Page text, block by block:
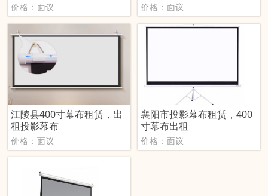
价格：面议 价格：面议
江陵县400寸幕布租赁，出
租投影幕布
价格：面议
襄阳市投影幕布租赁，400
寸幕布出租
价格：面议